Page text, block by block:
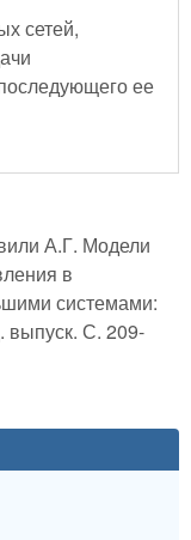
сетей,
ее
А.Г. Модели
в
системами:
выпуск. С. 209-